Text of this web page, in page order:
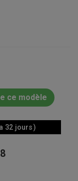
ce modèle
32 jours )